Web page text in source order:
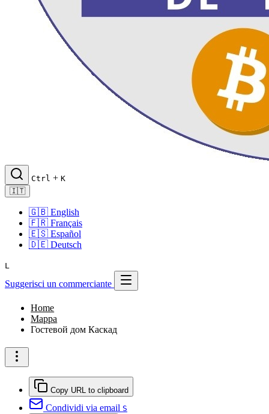
Ctrl + K
🇮🇹
🇬🇧 English
🇫🇷 Français
🇪🇸 Español
🇩🇪 Deutsch
L
Suggerisci un commerciante
Home
Mappa
Гостевой дом Каскад
Copy URL to clipboard
Condividi via email S